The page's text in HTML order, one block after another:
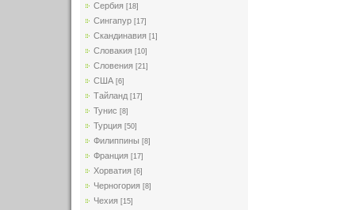
Сербия [18]
Сингапур [17]
Скандинавия [1]
Словакия [10]
Словения [21]
США [6]
Тайланд [17]
Тунис [8]
Турция [50]
Филиппины [8]
Франция [17]
Хорватия [6]
Черногория [8]
Чехия [15]